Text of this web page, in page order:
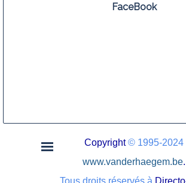
FaceBook
Copyright© 1995-2024
www.vanderhaegem.be.
Tous droits réservés à D